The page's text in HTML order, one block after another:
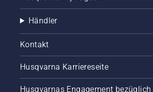
Händler
Kontakt
Husqvarna Karriereseite
Husqvarnas Engagement bezüglich